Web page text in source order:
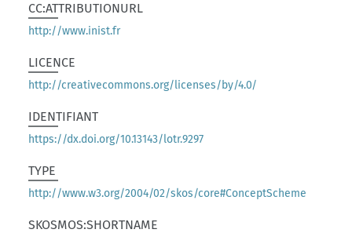
CC:ATTRIBUTIONURL
http://www.inist.fr
LICENCE
http://creativecommons.org/licenses/by/4.0/
IDENTIFIANT
https://dx.doi.org/10.13143/lotr.9297
TYPE
http://www.w3.org/2004/02/skos/core#ConceptScheme
SKOSMOS:SHORTNAME